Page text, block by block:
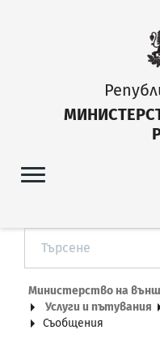
Министерство на
Услуги и пътувания
Съобщения